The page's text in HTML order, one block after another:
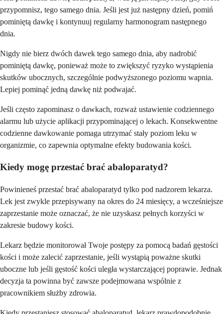
przypomnisz, tego samego dnia. Jeśli jest już następny dzień, pomiń
pominiętą dawkę i kontynuuj regularny harmonogram następnego
dnia.
Nigdy nie bierz dwóch dawek tego samego dnia, aby nadrobić
pominiętą dawkę, ponieważ może to zwiększyć ryzyko wystąpienia
skutków ubocznych, szczególnie podwyższonego poziomu wapnia.
Lepiej pominąć jedną dawkę niż podwajać.
Jeśli często zapominasz o dawkach, rozważ ustawienie codziennego
alarmu lub użycie aplikacji przypominającej o lekach. Konsekwentne
codzienne dawkowanie pomaga utrzymać stały poziom leku w
organizmie, co zapewnia optymalne efekty budowania kości.
Kiedy mogę przestać brać abaloparatyd?
Powinieneś przestać brać abaloparatyd tylko pod nadzorem lekarza.
Lek jest zwykle przepisywany na okres do 24 miesięcy, a wcześniejsze
zaprzestanie może oznaczać, że nie uzyskasz pełnych korzyści w
zakresie budowy kości.
Lekarz będzie monitorował Twoje postępy za pomocą badań gęstości
kości i może zalecić zaprzestanie, jeśli wystąpią poważne skutki
uboczne lub jeśli gęstość kości uległa wystarczającej poprawie. Jednak
decyzja ta powinna być zawsze podejmowana wspólnie z
pracownikiem służby zdrowia.